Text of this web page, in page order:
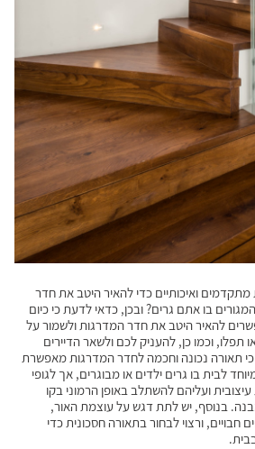
ואיכותיים כדי להאיר היטב את חדר
בו אתם גרים? ובכן, כדאי לדעת כי כיום
להאיר היטב את חדר המדרגות ולשמור על
תפלו, וכמו כן, להעניק לכם ולשאר הדיירים
כי תאורה נכונה וחכמה לחדר המדרגות מאפשרת
לבית בו גרים ילדים או מבוגרים, אך לגופי
ועליהם להשתלב באופן הרמוני בקו
בנוסף, יש לתת דגש על עוצמת האור,
חבויים, ורצוי לבחור בתאורה חסכונית כדי